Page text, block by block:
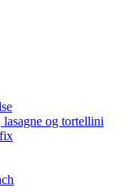
lasagne og tortellini